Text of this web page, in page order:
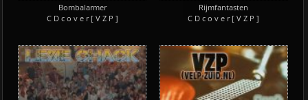
Bombalarmer
C D c o v e r [ V Z P ]
Rijmfantasten
C D c o v e r [ V Z P ]